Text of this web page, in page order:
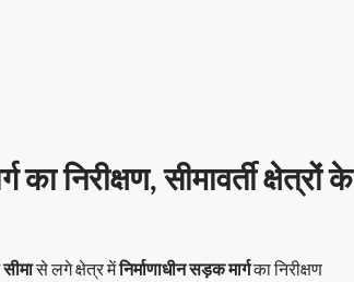
निरीक्षण, सीमावर्ती क्षेत्रों के
से लगे क्षेत्र मेंनिर्माणाधीन सड़क मार्गका निरीक्षण